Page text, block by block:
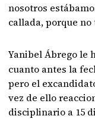
nosotros
callada, porque no
Yanibel Ábrego le
cuanto antes la
pero el
vez de ello
disciplinario a 15